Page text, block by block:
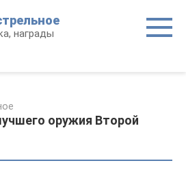
награды
оружия Второй